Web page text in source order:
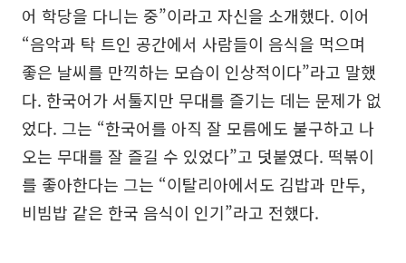
어 학당을 다니는 중”이라고 자신을 소개했다. 이어
“음악과 탁 트인 공간에서 사람들이 음식을 먹으며
좋은 날씨를 만끽하는 모습이 인상적이다”라고 말했
다. 한국어가 서툴지만 무대를 즐기는 데는 문제가 없
었다. 그는 “한국어를 아직 잘 모름에도 불구하고 나
오는 무대를 잘 즐길 수 있었다”고 덧붙였다. 떡볶이
를 좋아한다는 그는 “이탈리아에서도 김밥과 만두,
비빔밥 같은 한국 음식이 인기”라고 전했다.